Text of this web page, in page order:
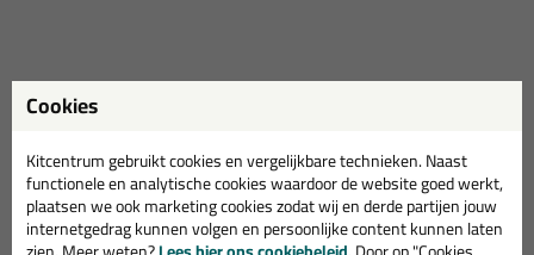
Contactformulier
Vraag over je lopende bestelling?Check hier de laatste
status. Andere vraag? Vul dan het contactformulier in:
Cookies
Kitcentrum gebruikt cookies en vergelijkbare technieken. Naast
functionele en analytische cookies waardoor de website goed werkt,
plaatsen we ook marketing cookies zodat wij en derde partijen jouw
internetgedrag kunnen volgen en persoonlijke content kunnen laten